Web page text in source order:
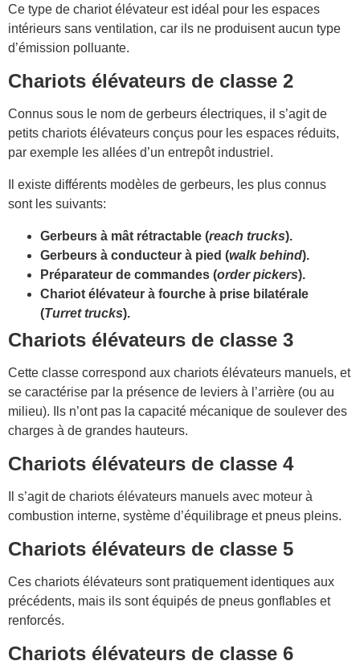
Ce type de chariot élévateur est idéal pour les espaces
intérieurs sans ventilation, car ils ne produisent aucun type
d’émission polluante.
Chariots élévateurs de classe 2
Connus sous le nom de gerbeurs électriques, il s’agit de
petits chariots élévateurs conçus pour les espaces réduits,
par exemple les allées d’un entrepôt industriel.
Il existe différents modèles de gerbeurs, les plus connus
sont les suivants:
Gerbeurs à mât rétractable (reach trucks).
Gerbeurs à conducteur à pied (walk behind).
Préparateur de commandes (order pickers).
Chariot élévateur à fourche à prise bilatérale
(Turret trucks).
Chariots élévateurs de classe 3
Cette classe correspond aux chariots élévateurs manuels, et
se caractérise par la présence de leviers à l’arrière (ou au
milieu). Ils n’ont pas la capacité mécanique de soulever des
charges à de grandes hauteurs.
Chariots élévateurs de classe 4
Il s’agit de chariots élévateurs manuels avec moteur à
combustion interne, système d’équilibrage et pneus pleins.
Chariots élévateurs de classe 5
Ces chariots élévateurs sont pratiquement identiques aux
précédents, mais ils sont équipés de pneus gonflables et
renforcés.
Chariots élévateurs de classe 6